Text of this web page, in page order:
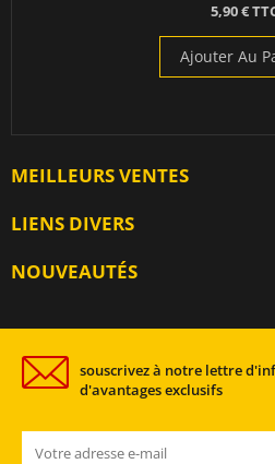
5,90 €
Ajouter Au
MEILLEURS VENTES
LIENS DIVERS
NOUVEAUTÉS
souscrivez à notre lettre
d'avantages exclusifs